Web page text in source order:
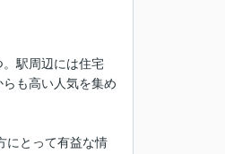
駅周辺には住宅
も高い人気を集め
にとって有益な情